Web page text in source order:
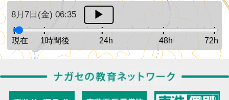
8月7日(金) 06:35
現在 1時間後 24h 48h 72h